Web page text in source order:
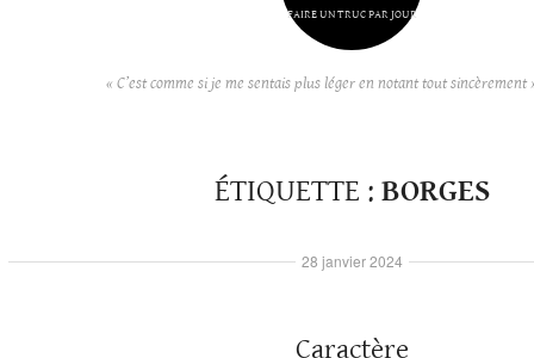
FAIRE UN TRUC PAR JOUR
« C’est comme si je me sentais plus léger en notant tout sincèrement
ÉTIQUETTE : BORGES
Caractère
28 janvier 2024